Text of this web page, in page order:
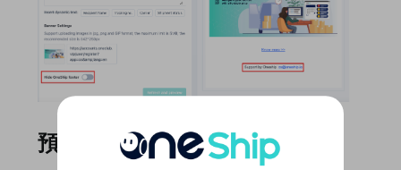
預覽